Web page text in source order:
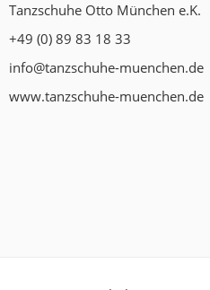
Tanzschuhe Otto München e.K.
+49 (0) 89 83 18 33
info@tanzschuhe-muenchen.de
www.tanzschuhe-muenchen.de